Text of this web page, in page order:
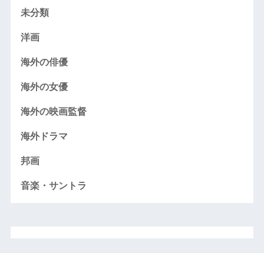
未分類
洋画
海外の俳優
海外の女優
海外の映画監督
海外ドラマ
邦画
音楽・サントラ